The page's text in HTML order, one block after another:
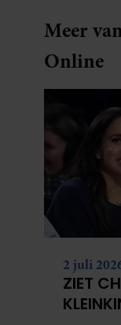
Meer
Online
2 juli
ZIET